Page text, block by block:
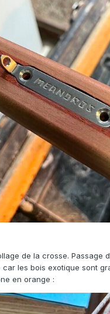
de la crosse. Passage
les bois exotique sont
en orange :